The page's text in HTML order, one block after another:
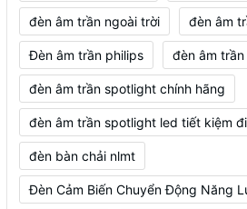
đèn âm trần ngoài trời đèn âm
Đèn âm trần philips đèn âm
đèn âm trần spotlight chính hãng
đèn âm trần spotlight led tiết kiệm
đèn bàn chải nlmt
Đèn Cảm Biến Chuyển Động Năng